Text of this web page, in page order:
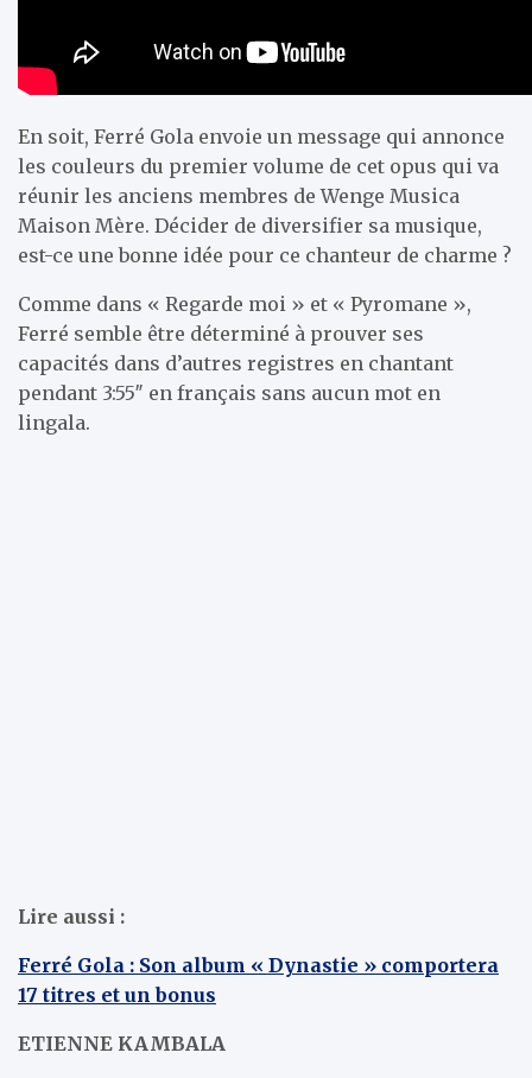
En soit, Ferré Gola envoie un message qui annonce
les couleurs du premier volume de cet opus qui va
réunir les anciens membres de Wenge Musica
Maison Mère. Décider de diversifier sa musique,
est-ce une bonne idée pour ce chanteur de charme ?
Comme dans « Regarde moi » et « Pyromane »,
Ferré semble être déterminé à prouver ses
capacités dans d’autres registres en chantant
pendant 3:55″ en français sans aucun mot en
lingala.
Lire aussi :
Ferré Gola : Son album « Dynastie » comportera
17 titres et un bonus
ETIENNE KAMBALA